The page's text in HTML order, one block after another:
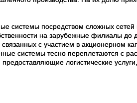
системы посредством сложных
на зарубежные филиалы до
с участием в акционерном
системы тесно переплетаются с
логистические